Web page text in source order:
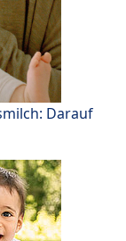
Darauf